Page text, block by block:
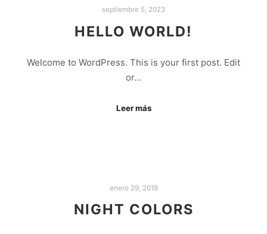
septiembre 5, 2023
HELLO WORLD!
Welcome to WordPress. This is your first post. Edit
or…
Leer más
enero 29, 2018
NIGHT COLORS